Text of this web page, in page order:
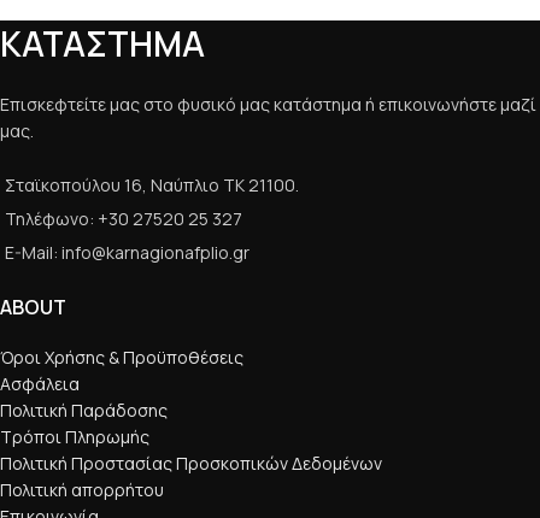
ΚΑΤΑΣΤΗΜΑ
Επισκεφτείτε μας στο φυσικό μας κατάστημα ή επικοινωνήστε μαζί
μας.
Σταϊκοπούλου 16, Ναύπλιο ΤΚ 21100.
Τηλέφωνο: +30 27520 25 327
E-Mail: info@karnagionafplio.gr
ABOUT
Όροι Χρήσης & Προϋποθέσεις
Ασφάλεια
Πολιτική Παράδοσης
Τρόποι Πληρωμής
Πολιτική Προστασίας Προσκοπικών Δεδομένων
Πολιτική απορρήτου